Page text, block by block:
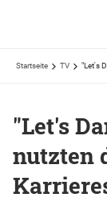
Startseite TV "Let's
"Let's
nutzten